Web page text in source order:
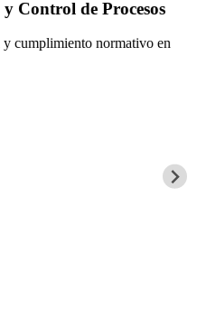
Control de Procesos
cumplimiento normativo en